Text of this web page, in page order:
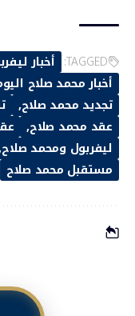
TAGGED: أخبار
أخبار محمد صلاح
تجديد محمد صلاح
عقد محمد صلاح
ليفربول ومحمد صلاح
مستقبل محمد صلاح